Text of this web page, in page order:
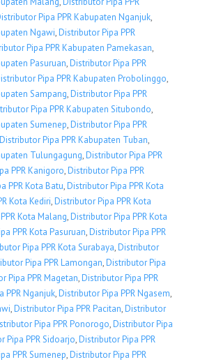
Pipa PPR Kabupaten Nganjuk,
Ngawi,Distributor Pipa PPR
Pipa PPR Kabupaten Pamekasan,
Pasuruan,Distributor Pipa PPR
Pipa PPR Kabupaten Probolinggo,
Sampang,Distributor Pipa PPR
Pipa PPR Kabupaten Situbondo,
Sumenep,Distributor Pipa PPR
Distributor Pipa PPR Kabupaten Tuban,
Tulungagung,Distributor Pipa PPR
PPR Kanigoro,Distributor Pipa PPR
PPR Kota Batu,Distributor Pipa PPR Kota
Kota Kediri,Distributor Pipa PPR Kota
Kota Malang,Distributor Pipa PPR Kota
PPR Kota Pasuruan,Distributor Pipa PPR
Pipa PPR Kota Surabaya,Distributor
Pipa PPR Lamongan,Distributor Pipa
Pipa PPR Magetan,Distributor Pipa PPR
PPR Nganjuk,Distributor Pipa PPR Ngasem,
,Distributor Pipa PPR Pacitan,Distributor
Pipa PPR Ponorogo,Distributor Pipa
Pipa PPR Sidoarjo,Distributor Pipa PPR
PPR Sumenep,Distributor Pipa PPR